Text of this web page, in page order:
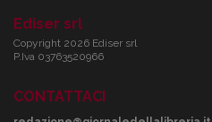
Ediser srl
Copyright 2026 Ediser srl
P.Iva 03763520966
CONTATTACI